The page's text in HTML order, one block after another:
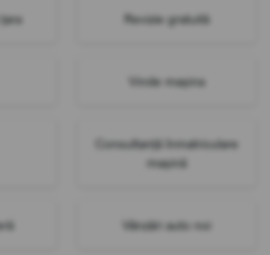
Revizie gratuită
Vinde mașina
Consultanță înmatriculare
mașină
Vânzări auto noi